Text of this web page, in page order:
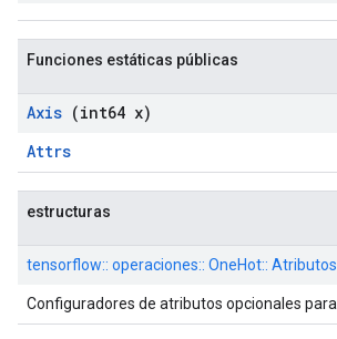
Funciones estáticas públicas
Axis (int64 x)
Attrs
estructuras
tensorflow:: operaciones:: OneHot:: Atributos
Configuradores de atributos opcionales para